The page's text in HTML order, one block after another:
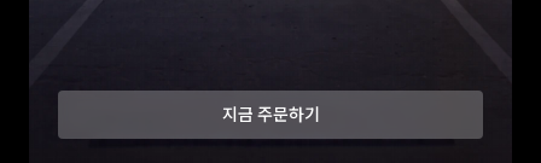
지금 주문하기